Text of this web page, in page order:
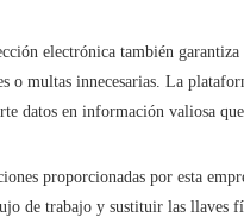
electrónica también
o multas innecesarias. La
datos en información valiosa
proporcionadas por esta
de trabajo y sustituir las llaves